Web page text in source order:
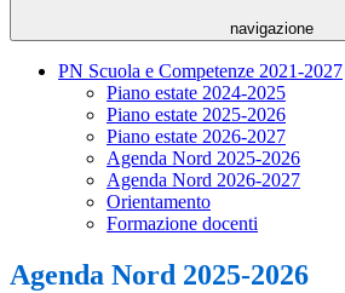
navigazione
PN Scuola e Competenze 2021-2027
Piano estate 2024-2025
Piano estate 2025-2026
Piano estate 2026-2027
Agenda Nord 2025-2026
Agenda Nord 2026-2027
Orientamento
Formazione docenti
Agenda Nord 2025-2026